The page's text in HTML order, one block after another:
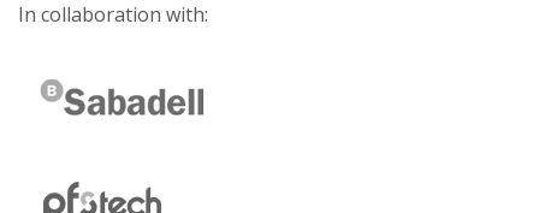
In collaboration with: